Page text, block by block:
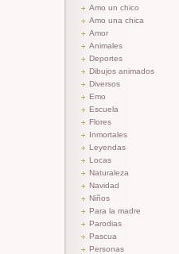
Amo un chico
Amo una chica
Amor
Animales
Deportes
Dibujos animados
Diversos
Emo
Escuela
Flores
Inmortales
Leyendas
Locas
Naturaleza
Navidad
Niños
Para la madre
Parodias
Pascua
Personas